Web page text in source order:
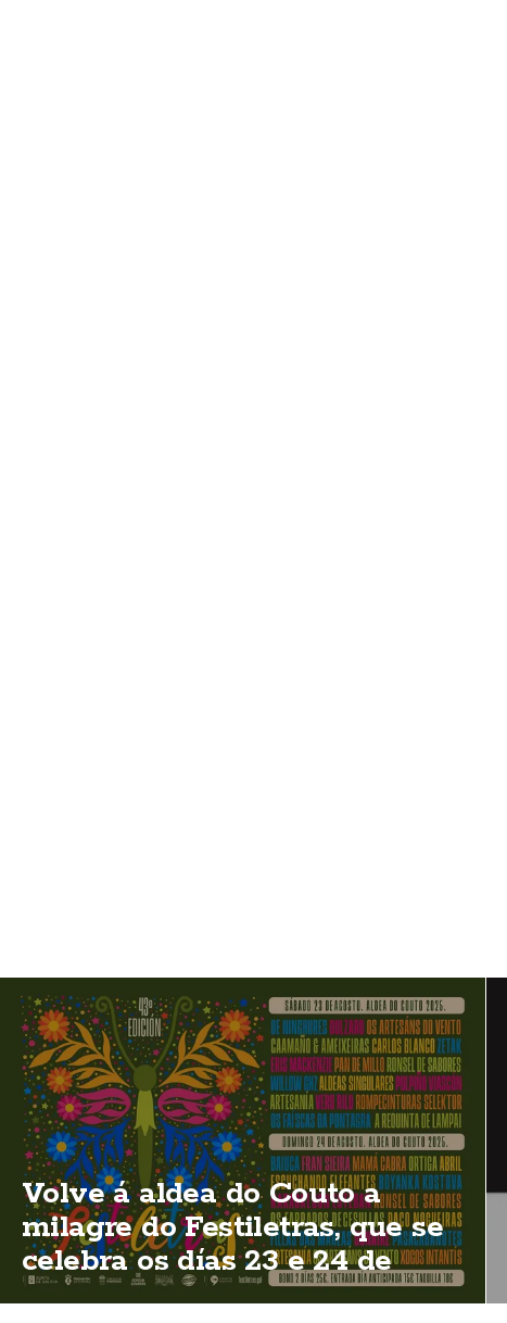
Volve á aldea do Couto a
milagre do Festiletras, que se
celebra os días 23 e 24 de
agosto